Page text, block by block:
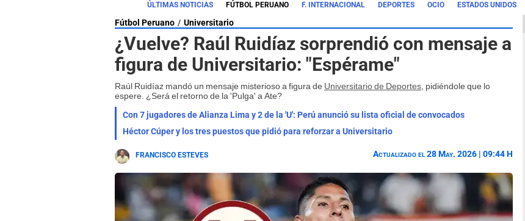
ÚLTIMAS NOTICIAS FÚTBOL PERUANO F. INTERNACIONAL DEPORTES OCIO ESTADOS UNIDOS
Fútbol Peruano Universitario
¿Vuelve? Raúl Ruidíaz sorprendió con mensaje a
figura de Universitario: "Espérame"
Raúl Ruidíaz mandó un mensaje misterioso a figura de Universitario de Deportes , pidiéndole que lo
espere. ¿Será el retorno de la 'Pulga' a Ate?
Con 7 jugadores de Alianza Lima y 2 de la 'U': Perú anunció su lista oficial de convocados
Héctor Cúper y los tres puestos que pidió para reforzar a Universitario
FRANCISCO ESTEVES Actualizado el 28 May. 2026 | 09:44 H